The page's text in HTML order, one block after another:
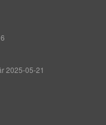
2025-05-21